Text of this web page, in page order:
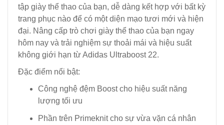
tập giày thể thao của bạn, dễ dàng kết hợp với bất kỳ
trang phục nào để có một diện mạo tươi mới và hiện
đại. Nâng cấp trò chơi giày thể thao của bạn ngay
hôm nay và trải nghiệm sự thoải mái và hiệu suất
không giới hạn từ Adidas Ultraboost 22.
Đặc điểm nổi bật:
Công nghệ đệm Boost cho hiệu suất năng
lượng tối ưu
Phần trên Primeknit cho sự vừa vặn cá nhân